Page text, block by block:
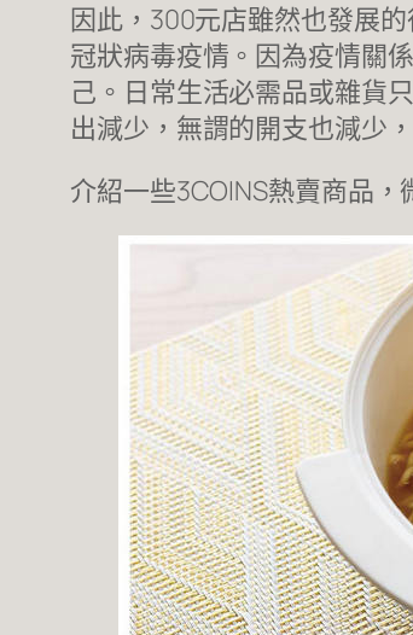
因此，300元店雖然也發展
冠狀病毒疫情。因為疫情關
己。日常生活必需品或雜貨
出減少，無謂的開支也減少
介紹一些3COINS熱賣商品